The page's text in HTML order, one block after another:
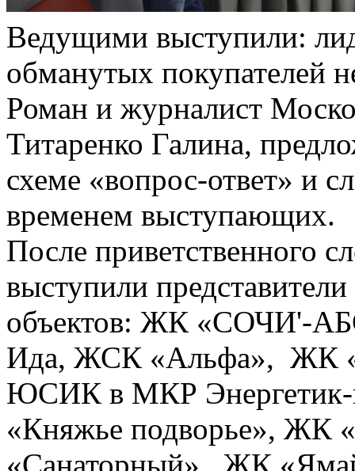
Ведущими выступили:
обманутых покупателей
Роман и журналист
Титаренко Галина,
схеме «вопрос-ответ» и
временем выступающих.
После приветственного
выступили
объектов: ЖК
Ида, ЖСК «Альфа», ЖК
ЮСИК в МКР
«Княжье подворье», ЖК
«Санаторный», ЖК